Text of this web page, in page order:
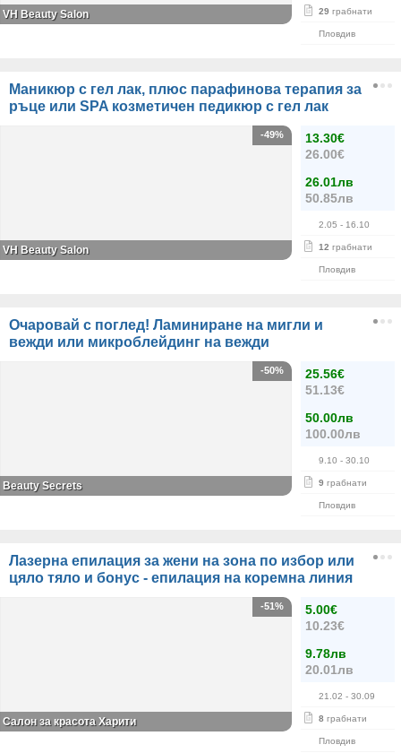
29 грабнати
Пловдив
VH Beauty Salon
Маникюр с гел лак, плюс парафинова терапия за
ръце или SPA козметичен педикюр с гел лак
13.30€
26.00€
26.01лв
50.85лв
2.05 - 16.10
12 грабнати
Пловдив
-49%
VH Beauty Salon
Очаровай с поглед! Ламиниране на мигли и
вежди или микроблейдинг на вежди
25.56€
51.13€
50.00лв
100.00лв
9.10 - 30.10
9 грабнати
Пловдив
-50%
Beauty Secrets
Лазерна епилация за жени на зона по избор или
цяло тяло и бонус - епилация на коремна линия
5.00€
10.23€
9.78лв
20.01лв
21.02 - 30.09
8 грабнати
Пловдив
-51%
Салон за красота Харити